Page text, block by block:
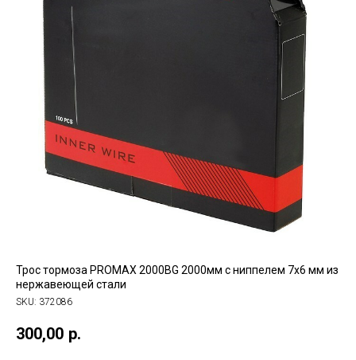
Трос тормоза PROMAX 2000BG 2000мм с ниппелем 7х6 мм из
нержавеющей стали
SKU: 372086
300,00 р.